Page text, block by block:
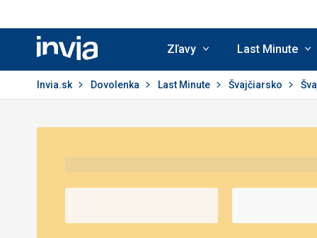
Invia.sk
Zľavy Last Minute
Invia.sk Dovolenka Last Minute Švajčiarsko